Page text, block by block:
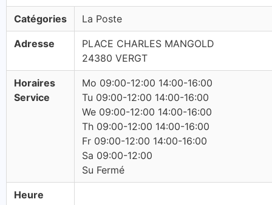
Catégories La Poste
Adresse
PLACE CHARLES MANGOLD
24380 VERGT
Horaires
Service
Mo 09:00-12:00 14:00-16:00
Tu 09:00-12:00 14:00-16:00
We 09:00-12:00 14:00-16:00
Th 09:00-12:00 14:00-16:00
Fr 09:00-12:00 14:00-16:00
Sa 09:00-12:00
Su Fermé
Heure